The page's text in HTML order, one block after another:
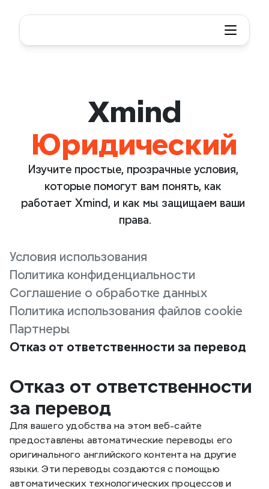
Xmind
Юридический
Изучите простые, прозрачные условия,
которые помогут вам понять, как
работает Xmind, и как мы защищаем ваши
права.
Условия использования
Политика конфиденциальности
Соглашение о обработке данных
Политика использования файлов cookie
Партнеры
Отказ от ответственности за перевод
Отказ от ответственности
за перевод
Для вашего удобства на этом веб-сайте
предоставлены автоматические переводы его
оригинального английского контента на другие
языки. Эти переводы создаются с помощью
автоматических технологических процессов и